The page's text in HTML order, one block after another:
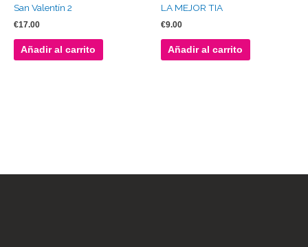
San Valentín 2
€17.00
Añadir al carrito
LA MEJOR TIA
€9.00
Añadir al carrito